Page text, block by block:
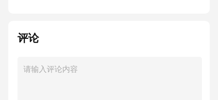
酋迪拜法律”，但迪拜法律对“格式条款”保护较
析一、综合能力类答案与解析1.答案：-明确合
评论